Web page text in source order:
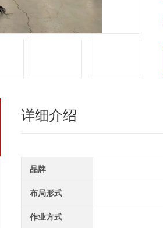
详细介绍
品牌
布局形式
作业方式